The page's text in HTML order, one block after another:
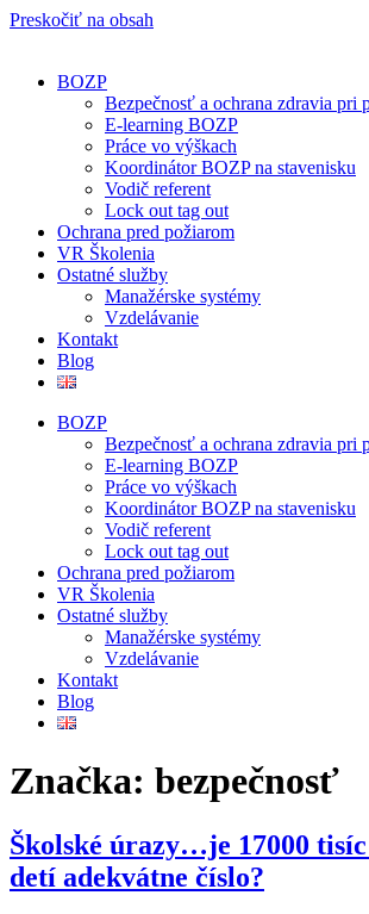
Preskočiť na obsah
BOZP
Bezpečnosť a ochrana zdravia pri
E-learning BOZP
Práce vo výškach
Koordinátor BOZP na stavenisku
Vodič referent
Lock out tag out
Ochrana pred požiarom
VR Školenia
Ostatné služby
Manažérske systémy
Vzdelávanie
Kontakt
Blog
BOZP
Bezpečnosť a ochrana zdravia pri
E-learning BOZP
Práce vo výškach
Koordinátor BOZP na stavenisku
Vodič referent
Lock out tag out
Ochrana pred požiarom
VR Školenia
Ostatné služby
Manažérske systémy
Vzdelávanie
Kontakt
Blog
Značka: bezpečnosť
Školské úrazy…je 17000
detí adekvátne číslo?